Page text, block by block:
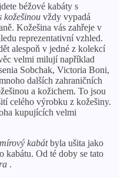
béžové kabáty s
kožešinou vždy vypadá
Kožešina vás zahřeje v
reprezentativní vzhled.
alespoň v jedné z kolekcí
velmi milují například
Sobchak, Victoria Boni,
dalších zahraničních
a kožichem. To jsou
celého výrobku z kožešiny.
kupujících velmi
kabátbyla ušita jako
kabátu. Od té doby se tato
.